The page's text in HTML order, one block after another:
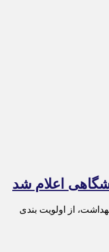
اعلام شد
از اولویت بندی